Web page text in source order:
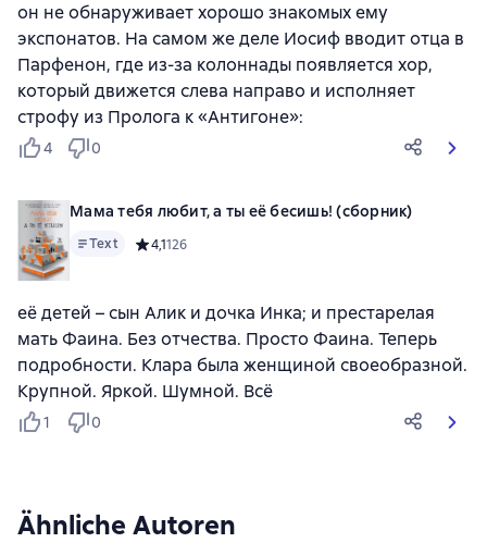
он не обнаруживает хорошо знакомых ему
экспонатов. На самом же деле Иосиф вводит отца в
Парфенон, где из-за колоннады появляется хор,
который движется слева направо и исполняет
строфу из Пролога к «Антигоне»:
4 0
Мама тебя любит, а ты её бесишь! (сборник)
Text Средний рейтинг 4,1 на основе 126 оценок
4,1126
её детей – сын Алик и дочка Инка; и престарелая
мать Фаина. Без отчества. Просто Фаина. Теперь
подробности. Клара была женщиной своеобразной.
Крупной. Яркой. Шумной. Всё
1 0
Ähnliche Autoren